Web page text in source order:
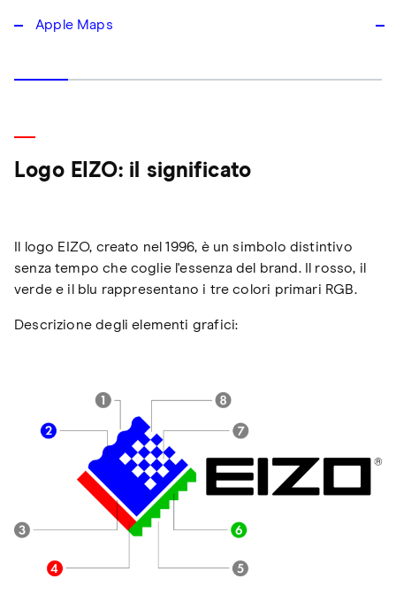
Apple Maps
Logo EIZO: il significato
Il logo EIZO, creato nel 1996, è un simbolo distintivo
senza tempo che coglie l'essenza del brand. Il rosso, il
verde e il blu rappresentano i tre colori primari RGB.
Descrizione degli elementi grafici: